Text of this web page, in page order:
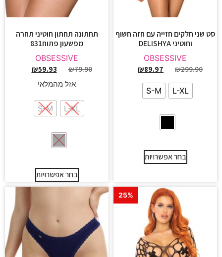
סט שני חלקים חזייה עם חזה חשוף
וחוטיני DELISHYA
OBSESSIVE
₪299.90
₪89.97
L-XL
S-M
בחר אפשרויות
תחתונה תחתון חוטיני תחרה
מפשעון פתוח831
OBSESSIVE
₪79.90
₪59.93
אזל מהמלאי
L-XL
S-M
בחר אפשרויות
25%